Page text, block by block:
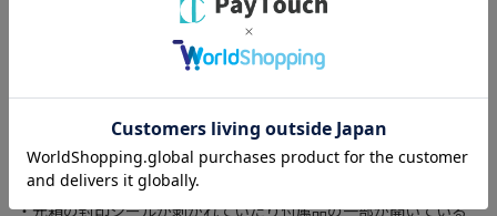
大口径： ○
フィルター径： 82mm
最大径x長さ： 102.5x141.5mm
重量： 1160 g
・元箱の封印シールが剥がれていたり付属品の一部が開いている